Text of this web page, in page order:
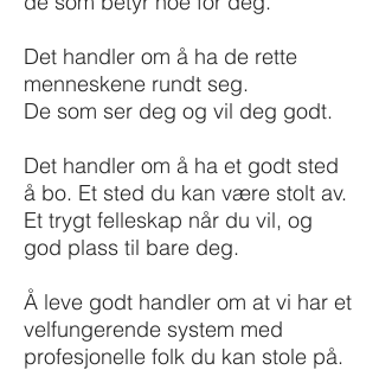
Det handler om å ha de rette
menneskene rundt seg.
De som ser deg og vil deg godt.
Det handler om å ha et godt sted
å bo. Et sted du kan være stolt av.
Et trygt felleskap når du vil, og
god plass til bare deg.
Å leve godt handler om at vi har et
velfungerende system med
profesjonelle folk du kan stole på.